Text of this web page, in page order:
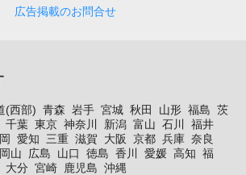
広告掲載のお問合せ
(西部) 青森 岩手 宮城 秋田 山形 福島 茨
千葉 東京 神奈川 新潟 富山 石川
福井
愛知 三重 滋賀 大阪 京都 兵庫 奈良
岡山 広島 山口 徳島 香川 愛媛 高知 福
大分 宮崎 鹿児島 沖縄